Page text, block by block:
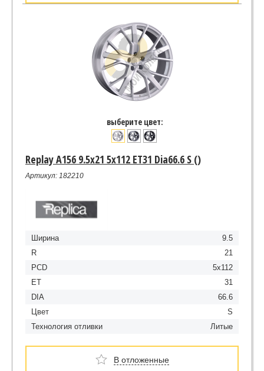
выберите цвет:
Replay A156 9.5x21 5x112 ET31 Dia66.6 S ()
Артикул: 182210
Ширина
9.5
R
21
PCD
5x112
ET
31
DIA
66.6
Цвет
S
Технология отливки
Литые
В отложенные